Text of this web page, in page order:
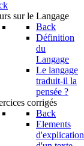
sur le Langage
Back
Définition
du
Langage
Le langage
traduit-il la
pensée ?
corrigés
Back
Elements
d'explication